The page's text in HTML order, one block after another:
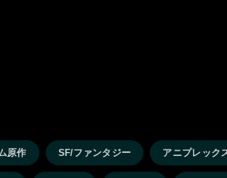
原作 SF/ファンタジー アニプレック